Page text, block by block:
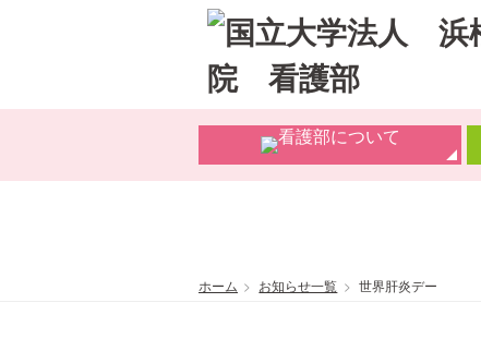
ホーム お知らせ一覧 世界肝炎デー